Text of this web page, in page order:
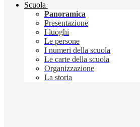
Scuola
Panoramica
Presentazione
I luoghi
Le persone
I numeri della scuola
Le carte della scuola
Organizzazione
La storia